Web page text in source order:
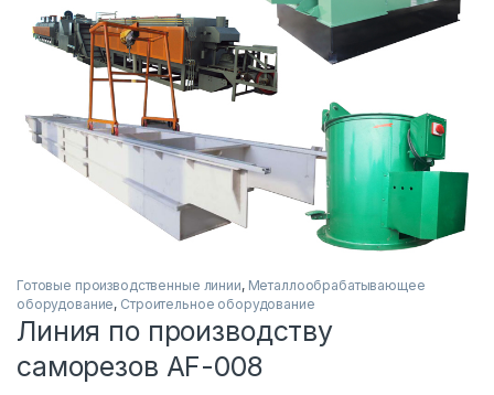
Готовые производственные линии, Металлообрабатывающее
оборудование, Строительное оборудование
Линия по производству
саморезов AF-008